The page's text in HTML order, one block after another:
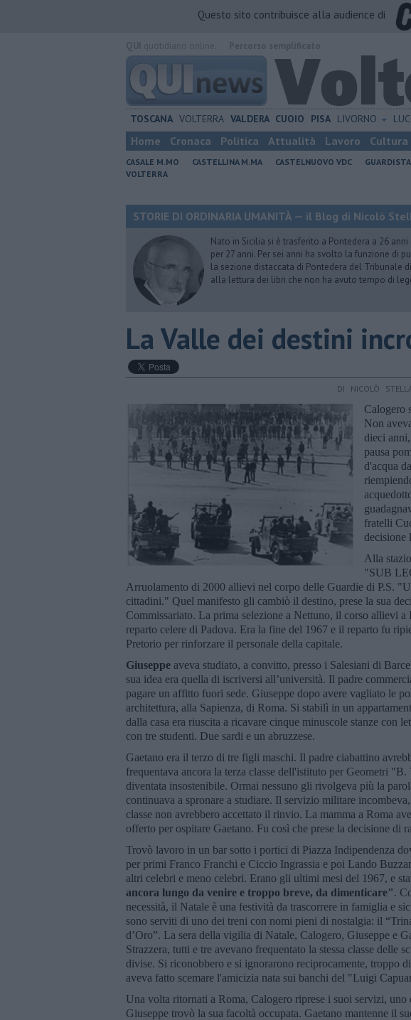
Questo sito contribuisce alla audience di
TOSCANA VOLTERRA VALDERA CUOIO PISA LIVORNO
Home Cronaca Politica Attualità Lavoro
CASALE M.MO CASTELLINA M.MA CASTELNUOVO VDC
VOLTERRA
STORIE DI ORDINARIA UMANITÀ — il Blog di Nicolò
Nato in Sicilia si è trasferito a Pontedera a 26
per 27 anni. Per sei anni ha svolto la funzione di
la sezione distaccata di Pontedera del Tribunale
alla lettura dei libri che non ha avuto tempo di
​La Valle dei destini
DI NICOLÒ
Calogero
Non
dieci
pausa
d'acqua
fratelli
decisione
Alla
"SUB
Arruolamento di 2000 allievi nel corpo delle Guardie di P.S.
cittadini." Quel manifesto gli cambiò il destino, prese la sua
Commissariato. La prima selezione a Nettuno, il corso allievi
reparto celere di Padova. Era la fine del 1967 e il reparto fu
Pretorio per rinforzare il personale della capitale.
Giuseppe aveva studiato, a convitto, presso i Salesiani di
sua idea era quella di iscriversi all’università. Il padre
pagare un affitto fuori sede. Giuseppe dopo avere vagliato le
architettura, alla Sapienza, di Roma. Si stabilì in un
dalla casa era riuscita a ricavare cinque minuscole stanze con
con tre studenti. Due sardi e un abruzzese.
Gaetano era il terzo di tre figli maschi. Il padre ciabattino
frequentava ancora la terza classe dell'istituto per Geometri
diventata insostenibile. Ormai nessuno gli rivolgeva più la
continuava a spronare a studiare. Il servizio militare
classe non avrebbero accettato il rinvio. La mamma a Roma
offerto per ospitare Gaetano. Fu così che prese la decisione di
Trovò lavoro in un bar sotto i portici di Piazza Indipendenza
per primi Franco Franchi e Ciccio Ingrassia e poi Lando
altri celebri e meno celebri. Erano gli ultimi mesi del 1967, e
ancora lungo da venire e troppo breve, da dimenticare".
necessità, il Natale è una festività da trascorrere in famiglia e
sono serviti di uno dei treni con nomi pieni di nostalgia: il
d’Oro”. La sera della vigilia di Natale, Calogero, Giuseppe e
Strazzera, tutti e tre avevano frequentato la stessa classe delle
divise. Si riconobbero e si ignorarono reciprocamente, troppo
aveva fatto scemare l'amicizia nata sui banchi del "Luigi
Una volta ritornati a Roma, Calogero riprese i suoi servizi,
Giuseppe trovò la sua facoltà occupata. Gaetano mantenne il